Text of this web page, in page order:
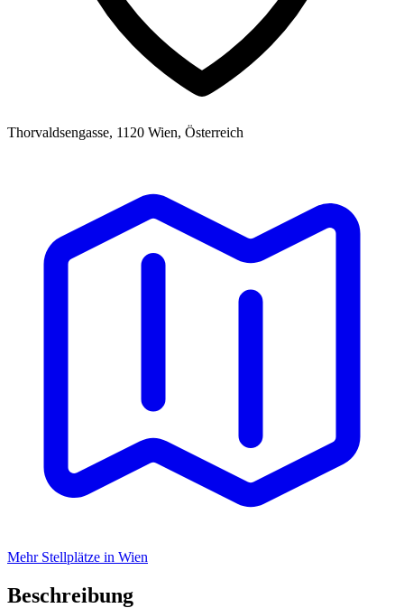
Thorvaldsengasse, 1120 Wien, Österreich
Mehr Stellplätze in Wien
Beschreibung